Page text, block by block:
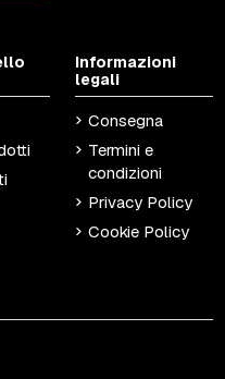
Informazioni
legali
Consegna
Termini e
condizioni
Privacy Policy
Cookie Policy